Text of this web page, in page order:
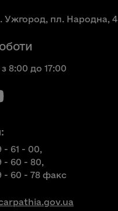
Ужгород, пл. Народна, 4
8:00 до 17:00
- 61 - 00,
- 60 - 80,
- 60 - 78 факс